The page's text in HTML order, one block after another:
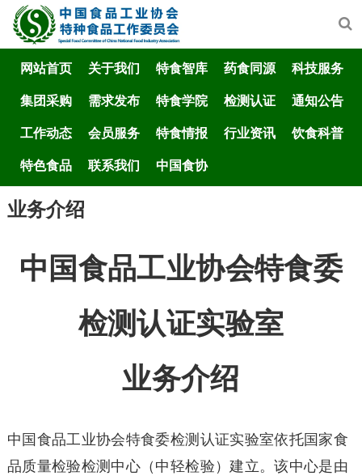
网站首页 关于我们 特食智库 药食同源 科技服务
集团采购 需求发布 特食学院 检测认证 通知公告
工作动态 会员服务 特食情报 行业资讯 饮食科普
特色食品 联系我们 中国食协
业务介绍
中国食品工业协会特食委
检测认证实验室
业务介绍
中国食品工业协会特食委检测认证实验室依托国家食
品质量检验检测中心（中轻检验）建立。该中心是由